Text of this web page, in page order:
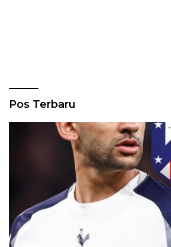
Pos Terbaru